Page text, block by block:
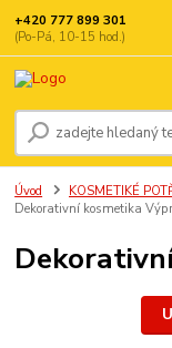
+420 777 899 301
(Po-Pá, 10-15 hod.)
Úvod
KOSMETIKÉ
Dekorativní kosmetika